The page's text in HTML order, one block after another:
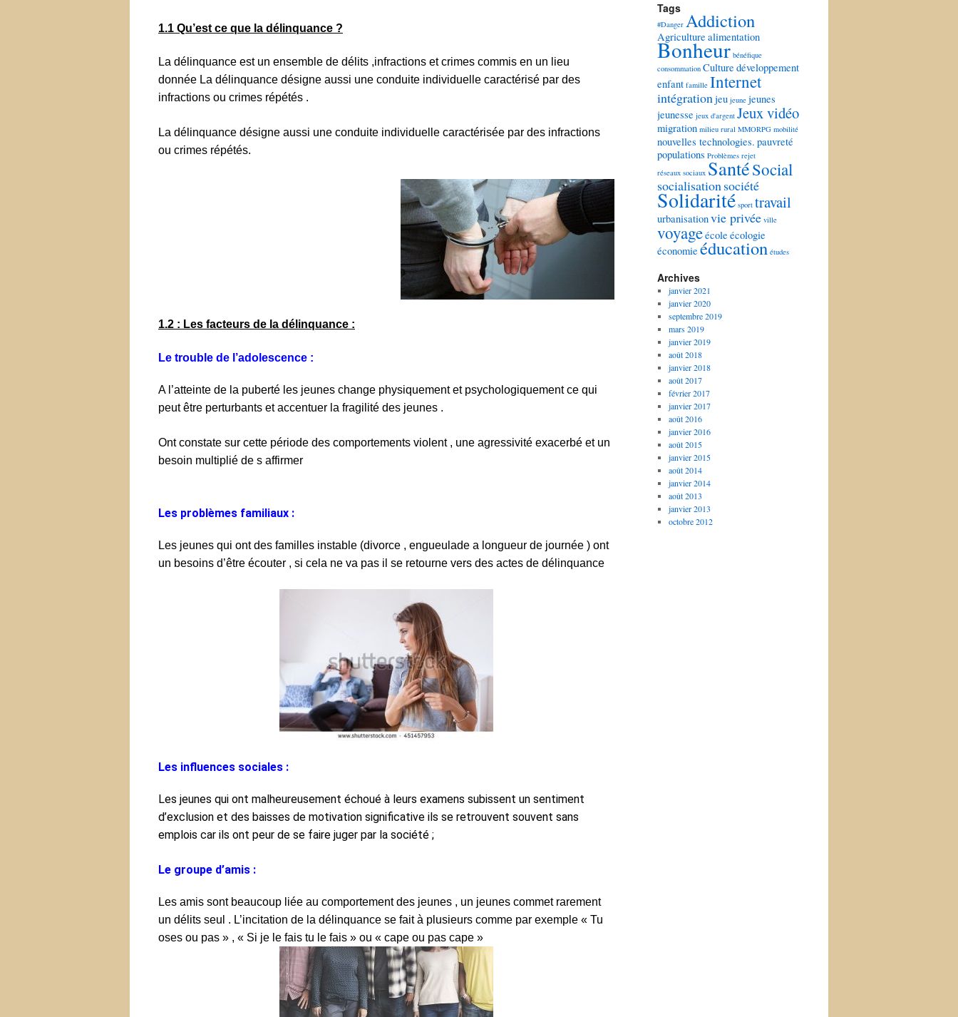
1.1 Qu’est ce que la délinquance ?
La délinquance est un ensemble de délits ,infractions et crimes commis en un lieu
donnée La délinquance désigne aussi une conduite individuelle caractérisé par des
infractions ou crimes répétés .
La délinquance désigne aussi une conduite individuelle caractérisée par des infractions
ou crimes répétés.
1.2 : Les facteurs de la délinquance :
Le trouble de l’adolescence :
A l’atteinte de la puberté les jeunes change physiquement et psychologiquement ce qui
peut être perturbants et accentuer la fragilité des jeunes .
Ont constate sur cette période des comportements violent , une agressivité exacerbé et un
besoin multiplié de s affirmer
Les problèmes familiaux :
Les jeunes qui ont des familles instable (divorce , engueulade a longueur de journée ) ont
un besoins d’être écouter , si cela ne va pas il se retourne vers des actes de délinquance
Les influences sociales :
Les jeunes qui ont malheureusement échoué à leurs examens subissent un sentiment
d’exclusion et des baisses de motivation significative ils se retrouvent souvent sans
emplois car ils ont peur de se faire juger par la société ;
Le groupe d’amis :
Les amis sont beaucoup liée au comportement des jeunes , un jeunes commet rarement
un délits seul . L’incitation de la délinquance se fait à plusieurs comme par exemple « Tu
oses ou pas » , « Si je le fais tu le fais » ou « cape ou pas cape »
Tags
#Danger Addiction
Agriculture alimentation
Bonheur bénéfique
consommation Culture développement
enfant famille Internet
intégrationjeu jeune jeunes
jeunesse jeux d'argent Jeux vidéo
migration milieu rural MMORPG mobilité
nouvelles technologies. pauvreté
populations Problèmes rejet
réseaux sociaux SantéSocial
socialisationsociété
Solidarité sport travail
urbanisationvie privée ville
voyageécole écologie
économie éducation études
Archives
janvier 2021
janvier 2020
septembre 2019
mars 2019
janvier 2019
août 2018
janvier 2018
août 2017
février 2017
janvier 2017
août 2016
janvier 2016
août 2015
janvier 2015
août 2014
janvier 2014
août 2013
janvier 2013
octobre 2012